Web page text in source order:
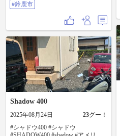
#鈴鹿市
Shadow 400
2025年08月24日 23グー！
#シャドウ400 #シャドウ